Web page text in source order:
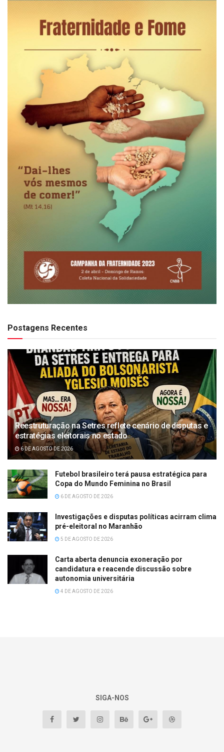
Postagens Recentes
Reestruturação na Setres reflete cenário de disputas e
estratégias eleitorais no estado
6 DE AGOSTO DE 2026
Futebol brasileiro terá pausa estratégica para
Copa do Mundo Feminina no Brasil
6 DE AGOSTO DE 2026
Investigações e disputas políticas acirram clima
pré-eleitoral no Maranhão
5 DE AGOSTO DE 2026
Carta aberta denuncia exoneração por
candidatura e reacende discussão sobre
autonomia universitária
4 DE AGOSTO DE 2026
SIGA-NOS